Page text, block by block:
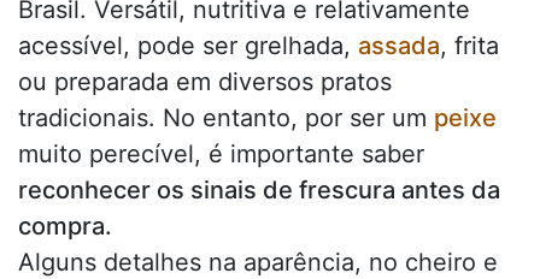
Brasil. Versátil, nutritiva e relativamente
acessível, pode ser grelhada, assada, frita
ou preparada em diversos pratos
tradicionais. No entanto, por ser um peixe
muito perecível, é importante saber
reconhecer os sinais de frescura antes da
compra.
Alguns detalhes na aparência, no cheiro e